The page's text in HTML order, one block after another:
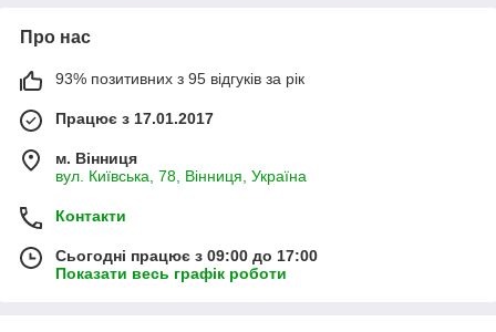
Про нас
93% позитивних з 95 відгуків за рік
Працює з 17.01.2017
м. Вінниця
вул. Київська, 78, Вінниця, Україна
Контакти
Сьогодні працює з 09:00 до 17:00
Показати весь графік роботи